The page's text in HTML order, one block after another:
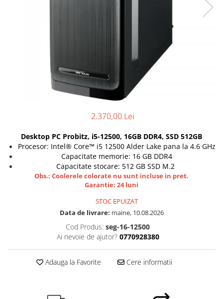
Alte accesorii
Ventilatoare carcasa
Componente Renew/Refurbished
Placi de baza REFURBISHED
Calculatoare All-in-One NOI
All-in-One REFURBISHED
Calculatoare All-in-One RENEW
Componente All-in-One
2.370,00 Lei
Desktop PC Probitz, i5-12500, 16GB DDR4, SSD 512GB
Procesor: Intel® Core™ i5 12500 Alder Lake pana la 4.6 GHz
Capacitate memorie: 16 GB DDR4
Capacitate stocare: 512 GB SSD M.2
Obs.: Coolerele colorate nu sunt incluse in pret.
Garantie: 24 luni
STOC EPUIZAT
Data de livrare: maine, 10.08.2026
Cod Produs: seg-16-12500
Ai nevoie de ajutor? 0770928380
Adauga la Favorite Cere informatii